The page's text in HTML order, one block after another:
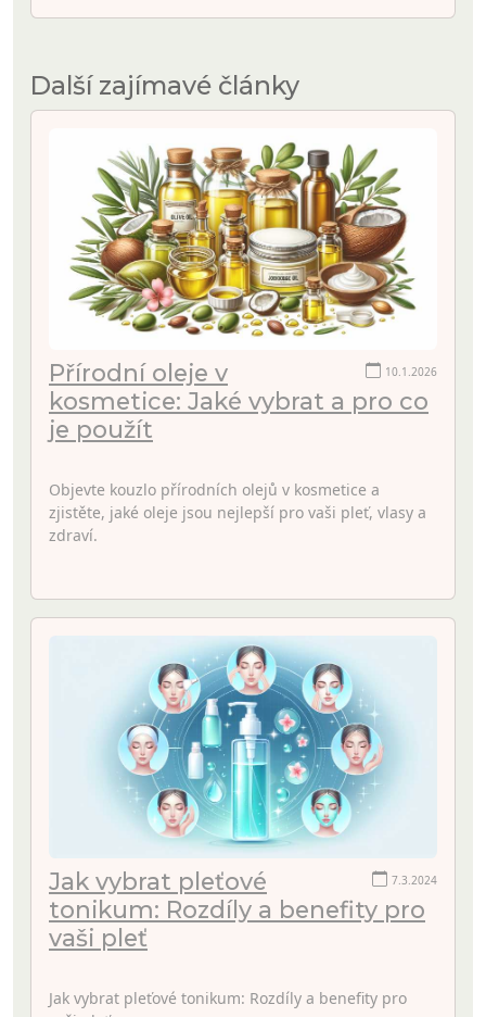
Další zajímavé články
10.1.2026
Přírodní oleje v
kosmetice: Jaké vybrat a pro co
je použít
Objevte kouzlo přírodních olejů v kosmetice a
zjistěte, jaké oleje jsou nejlepší pro vaši pleť, vlasy a
zdraví.
7.3.2024
Jak vybrat pleťové
tonikum: Rozdíly a benefity pro
vaši pleť
Jak vybrat pleťové tonikum: Rozdíly a benefity pro